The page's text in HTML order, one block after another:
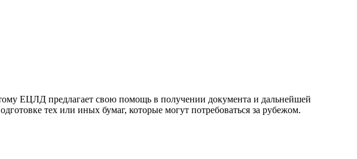
ЕЦЛД предлагает свою помощь в получении документа и дальнейшей
тех или иных бумаг, которые могут потребоваться за рубежом.